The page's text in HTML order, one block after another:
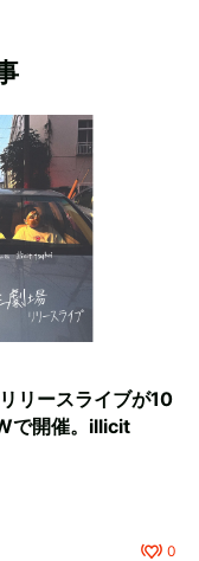
リースライブが10
で開催。illicit
0